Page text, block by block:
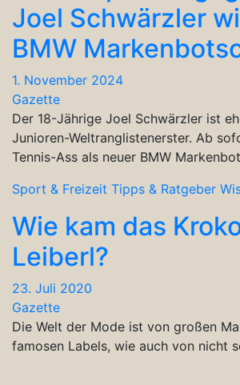
Joel Schwärzler
BMW
1. November 2024
Gazette
Der 18-Jährige Joel Schwärzler ist
Junioren-Weltranglistenerster. Ab
Tennis-Ass als neuer BMW
Sport & Freizeit Tipps & Ratgeber
Wie kam das
Leiberl?
23. Juli 2020
Gazette
Die Welt der Mode ist von großen
famosen Labels, wie auch von nicht